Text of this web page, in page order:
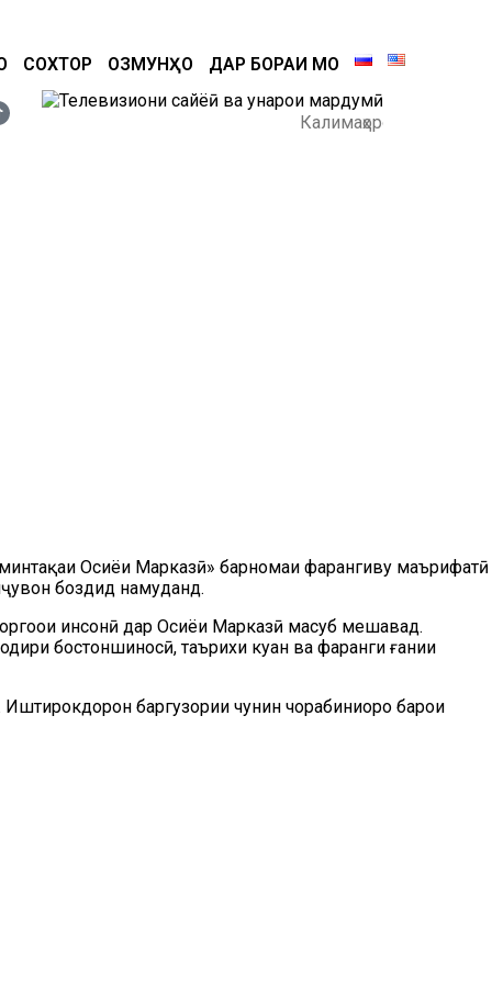
СОХТОР ОЗМУНҲО ДАР БОРАИ МО
Осиёи Марказӣ» барномаи фарҳангиву маърифатӣ
боздид намуданд.
инсонӣ дар Осиёи Марказӣ маҳсуб мешавад.
бостоншиносӣ, таърихи куҳан ва фарҳанги ғании
баргузории чунин чорабиниҳоро барои